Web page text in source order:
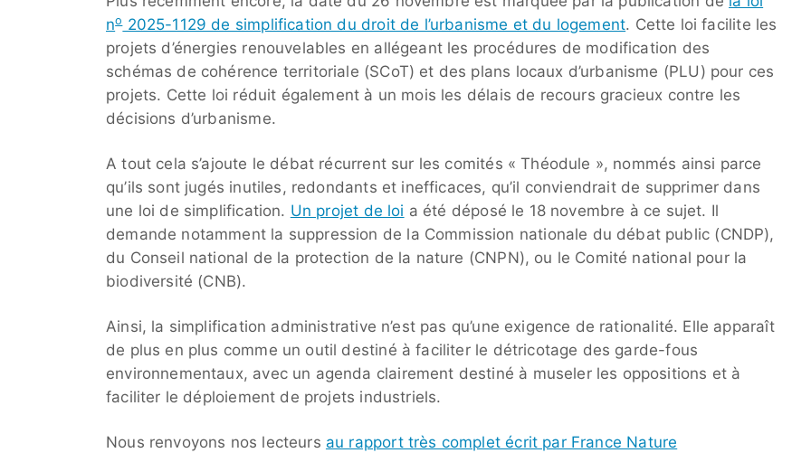
no2025-1129 de simplification du droit de l’urbanisme et du logement. Cette loi facilite les
projets d’énergies renouvelables en allégeant les procédures de modification des
schémas de cohérence territoriale (SCoT) et des plans locaux d’urbanisme (PLU) pour ces
projets. Cette loi réduit également à un mois les délais de recours gracieux contre les
décisions d’urbanisme.
A tout cela s’ajoute le débat récurrent sur les comités « Théodule », nommés ainsi parce
qu’ils sont jugés inutiles, redondants et inefficaces, qu’il conviendrait de supprimer dans
une loi de simplification. Un projet de loi a été déposé le 18 novembre à ce sujet. Il
demande notamment la suppression de la Commission nationale du débat public (CNDP),
du Conseil national de la protection de la nature (CNPN), ou le Comité national pour la
biodiversité (CNB).
Ainsi, la simplification administrative n’est pas qu’une exigence de rationalité. Elle apparaît
de plus en plus comme un outil destiné à faciliter le détricotage des garde-fous
environnementaux, avec un agenda clairement destiné à museler les oppositions et à
faciliter le déploiement de projets industriels.
Nous renvoyons nos lecteurs au rapport très complet écrit par France Nature